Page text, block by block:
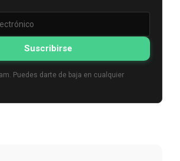
Suscribirse
Puedes darte de baja en cualquier